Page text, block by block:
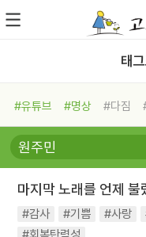
태
#유튜브 #명상 #다짐
#비전캠프
#독서캠프 #
#희망
#나눔 #친구 #
#독서
#건강 #면역력
마지막 노래를 언제 불
#감사 #기쁨 #사랑